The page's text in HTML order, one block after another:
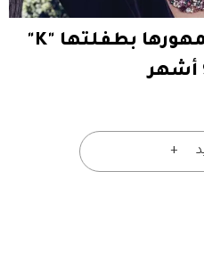
لارا إسكندر تفاجىء جمهورها بطفلتها "K"